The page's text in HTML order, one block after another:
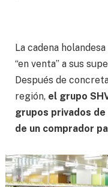
La cadena
“en venta” a sus
Después de
región, el grupo
grupos privados
de un comprador